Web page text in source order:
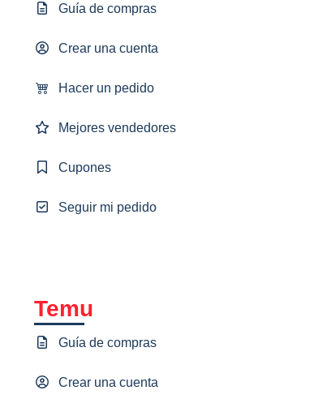
Guía de compras
Crear una cuenta
Hacer un pedido
Mejores vendedores
Cupones
Seguir mi pedido
Temu
Guía de compras
Crear una cuenta